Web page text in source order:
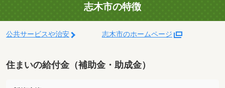
志木市の特徴
公共サービスや治安 志木市のホームページ
住まいの給付金（補助金・助成金）